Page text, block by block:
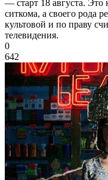
— старт 18 августа.
ситкома, а своего рода
культовой и по праву
телевидения.
0
642